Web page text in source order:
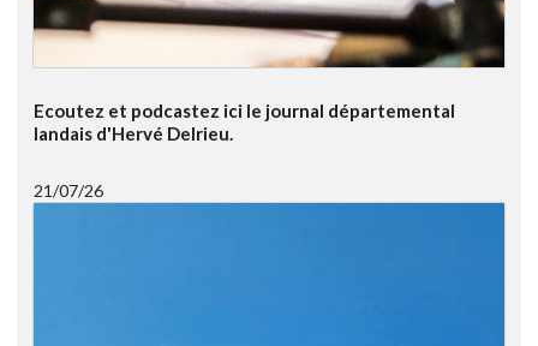
Ecoutez et podcastez ici le journal départemental
landais d'Hervé Delrieu.
21/07/26